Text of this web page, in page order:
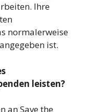
Ihre
normalerweise
ist.
leisten?
an Save the